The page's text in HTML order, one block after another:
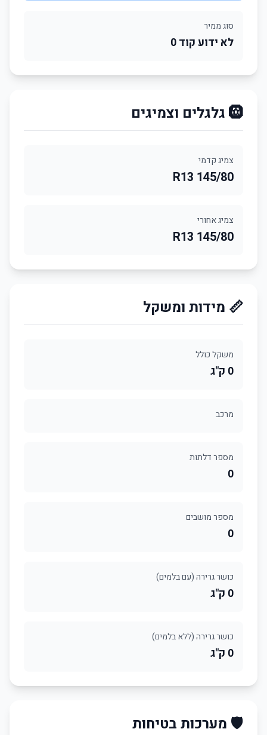
סוג ממיר
לא ידוע קוד 0
🛞 גלגלים וצמיגים
צמיג קדמי
145/80 R13
צמיג אחורי
145/80 R13
📏 מידות ומשקל
משקל כולל
0 ק"ג
מרכב
מספר דלתות
0
מספר מושבים
0
כושר גרירה (עם בלמים)
0 ק"ג
כושר גרירה (ללא בלמים)
0 ק"ג
🛡️ מערכות בטיחות